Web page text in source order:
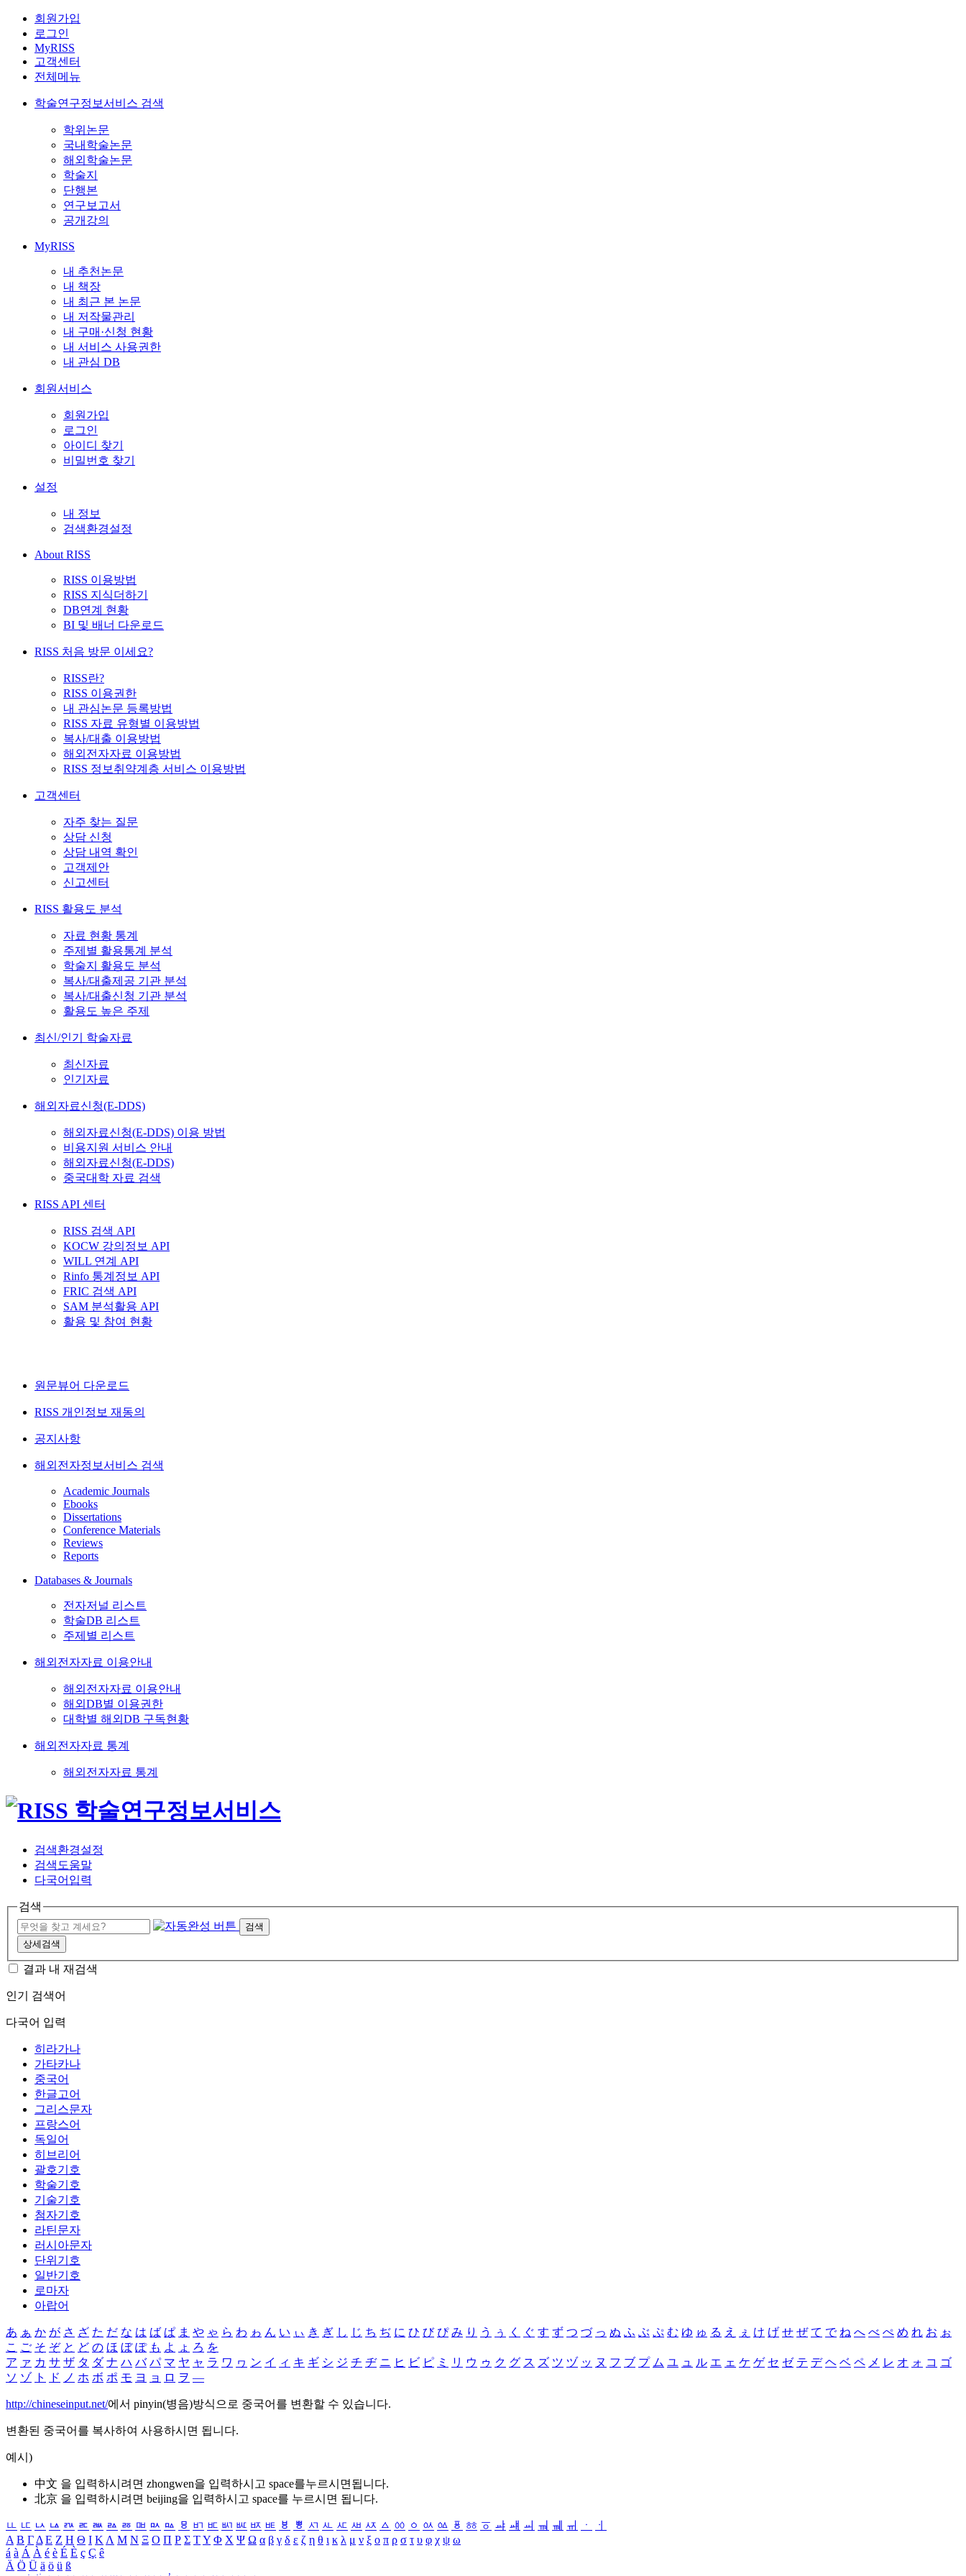
회원가입
로그인
MyRISS
고객센터
전체메뉴
학술연구정보서비스 검색
학위논문
국내학술논문
해외학술논문
학술지
단행본
연구보고서
공개강의
MyRISS
내 추천논문
내 책장
내 최근 본 논문
내 저작물관리
내 구매·신청 현황
내 서비스 사용권한
내 관심 DB
회원서비스
회원가입
로그인
아이디 찾기
비밀번호 찾기
설정
내 정보
검색환경설정
About RISS
RISS 이용방법
RISS 지식더하기
DB연계 현황
BI 및 배너 다운로드
RISS 처음 방문 이세요?
RISS란?
RISS 이용권한
내 관심논문 등록방법
RISS 자료 유형별 이용방법
복사/대출 이용방법
해외전자자료 이용방법
RISS 정보취약계층 서비스 이용방법
고객센터
자주 찾는 질문
상담 신청
상담 내역 확인
고객제안
신고센터
RISS 활용도 분석
자료 현황 통계
주제별 활용통계 분석
학술지 활용도 분석
복사/대출제공 기관 분석
복사/대출신청 기관 분석
활용도 높은 주제
최신/인기 학술자료
최신자료
인기자료
해외자료신청(E-DDS)
해외자료신청(E-DDS) 이용 방법
비용지원 서비스 안내
해외자료신청(E-DDS)
중국대학 자료 검색
RISS API 센터
RISS 검색 API
KOCW 강의정보 API
WILL 연계 API
Rinfo 통계정보 API
FRIC 검색 API
SAM 분석활용 API
활용 및 참여 현황
원문뷰어 다운로드
RISS 개인정보 재동의
공지사항
해외전자정보서비스 검색
Academic Journals
Ebooks
Dissertations
Conference Materials
Reviews
Reports
Databases & Journals
전자저널 리스트
학술DB 리스트
주제별 리스트
해외전자자료 이용안내
해외전자자료 이용안내
해외DB별 이용권한
대학별 해외DB 구독현황
해외전자자료 통계
해외전자자료 통계
검색환경설정
검색도움말
다국어입력
검색
검색
상세검색
결과 내 재검색
인기 검색어
다국어 입력
히라가나
가타카나
중국어
한글고어
그리스문자
프랑스어
독일어
히브리어
괄호기호
학술기호
기술기호
첨자기호
라틴문자
러시아문자
단위기호
일반기호
로마자
아랍어
あ ぁ か が さ ざ た だ な は ば ぱ ま や ゃ ら わ ゎ ん い ぃ き ぎ し じ ち ぢ に ひ び ぴ み り う ぅ く ぐ す ず つ づ っ ぬ ふ ぶ ぷ む ゆ ゅ る え ぇ け げ せ ぜ て で ね へ べ ぺ め れ お ぉ
こ ご そ ぞ と ど の ほ ぼ ぽ も よ ょ ろ を
ア ァ カ サ ザ タ ダ ナ ハ バ パ マ ヤ ャ ラ ワ ヮ ン イ ィ キ ギ シ ジ チ ヂ ニ ヒ ビ ピ ミ リ ウ ゥ ク グ ス ズ ツ ヅ ッ ヌ フ ブ プ ム ユ ュ ル エ ェ ケ ゲ セ ゼ テ デ ヘ ベ ペ メ レ オ ォ コ ゴ
ソ ゾ ト ド ノ ホ ボ ポ モ ヨ ョ ロ ヲ ―
http://chineseinput.net/에서 pinyin(병음)방식으로 중국어를 변환할 수 있습니다.
변환된 중국어를 복사하여 사용하시면 됩니다.
예시)
中文 을 입력하시려면 zhongwen을 입력하시고 space를누르시면됩니다.
北京 을 입력하시려면 beijing을 입력하시고 space를 누르시면 됩니다.
ㅥ ㅦ ㅧ ㅨ ㅩ ㅪ ㅫ ㅬ ㅭ ㅮ ㅯ ㅰ ㅱ ㅲ ㅳ ㅴ ㅵ ㅶ ㅷ ㅸ ㅹ ㅺ ㅻ ㅼ ㅽ ㅾ ㅿ ㆀ ㆁ ㆂ ㆃ ㆄ ㆅ ㆆ ㆇ ㆈ ㆉ ㆊ ㆋ ㆌ ㆍ
ㆎ
Α Β ΓΔ Ε Ζ Η Θ Ι ΚΛ Μ Ν Ξ Ο Π Ρ Σ ΤΥ Φ Χ Ψ Ω α β γ δ ε ζ η θ ι κ λ μ ν ξ ο π ρ σ τ υ φ χ ψ ω
á à Á À é è É È ç Ç ê
Ä Ö Ü ä ö ü ß